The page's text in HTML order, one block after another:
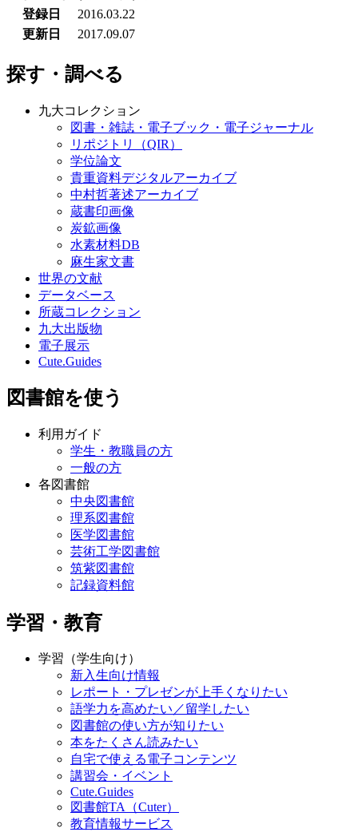
登録日
2016.03.22
更新日
2017.09.07
探す・調べる
九大コレクション
図書・雑誌・電子ブック・電子ジャーナル
リポジトリ（QIR）
学位論文
貴重資料デジタルアーカイブ
中村哲著述アーカイブ
蔵書印画像
炭鉱画像
水素材料DB
麻生家文書
世界の文献
データベース
所蔵コレクション
九大出版物
電子展示
Cute.Guides
図書館を使う
利用ガイド
学生・教職員の方
一般の方
各図書館
中央図書館
理系図書館
医学図書館
芸術工学図書館
筑紫図書館
記録資料館
学習・教育
学習（学生向け）
新入生向け情報
レポート・プレゼンが上手くなりたい
語学力を高めたい／留学したい
図書館の使い方が知りたい
本をたくさん読みたい
自宅で使える電子コンテンツ
講習会・イベント
Cute.Guides
図書館TA（Cuter）
教育情報サービス